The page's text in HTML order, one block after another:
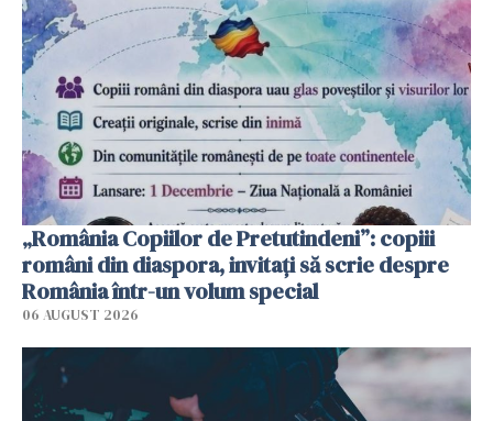
„România Copiilor de Pretutindeni”: copiii
români din diaspora, invitați să scrie despre
România într-un volum special
06 AUGUST 2026